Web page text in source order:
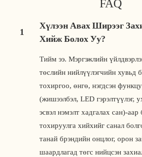
FAQ
1
Хүлээн Авах Ширээг
Хийж Болох Уу?
Тийм ээ. Мэргэжлийн
төслийн нийлүүлэгчийн хувьд
тохиргоо, өнгө, нэгдсэн
(жишээлбэл, LED гэрэлтүүлэг,
эсвэл нэмэлт хадгалах сан)-аар
тохируулга хийхийг санал
танай брэндийн онцлог, орон
шаардлагад төгс нийцсэн